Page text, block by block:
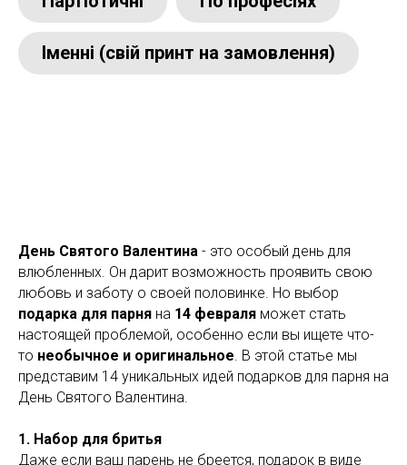
Іменні (свій принт на замовлення)
День Святого Валентина - это особый день для
влюбленных. Он дарит возможность проявить свою
любовь и заботу о своей половинке. Но выбор
подарка для парня на 14 февраля может стать
настоящей проблемой, особенно если вы ищете что-
то необычное и оригинальное . В этой статье мы
представим 14 уникальных идей подарков для парня на
День Святого Валентина.
1. Набор для бритья
Даже если ваш парень не бреется, подарок в виде